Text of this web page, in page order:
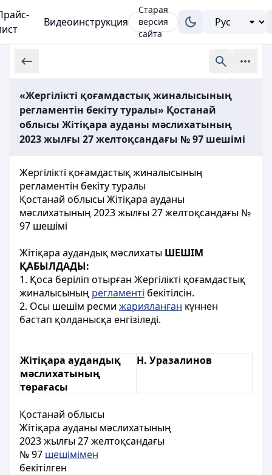
Видеоинструкция
Старая
версия
сайта
«Жергілікті қоғамдастық жиналысының
регламентін бекіту туралы» Қостанай
облысы Жітіқара ауданы мәслихатының
2023 жылғы 27 желтоқсандағы № 97 шешімі
Жергілікті қоғамдастық жиналысының
регламентін бекіту туралы
Қостанай облысы Жітіқара ауданы
мәслихатының 2023 жылғы 27 желтоқсандағы №
97 шешімі
Жітіқара аудандық мәслихаты ШЕШІМ
ҚАБЫЛДАДЫ:
1. Қоса беріліп отырған Жергілікті қоғамдастық
жиналысының регламенті бекітілсін.
2. Осы шешім ресми жарияланған күннен
бастап қолданысқа енгізіледі.
Жітіқара аудандық
мәслихатының
төрағасы
Н. Уразалинов
Қостанай облысы
Жітіқара ауданы мәслихатының
2023 жылғы 27 желтоқсандағы
№ 97 шешімімен
бекітілген